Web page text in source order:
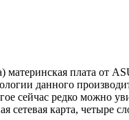
материнская плата от
данного
сейчас редко можно
сетевая карта, четыре